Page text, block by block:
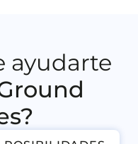
ayudarte